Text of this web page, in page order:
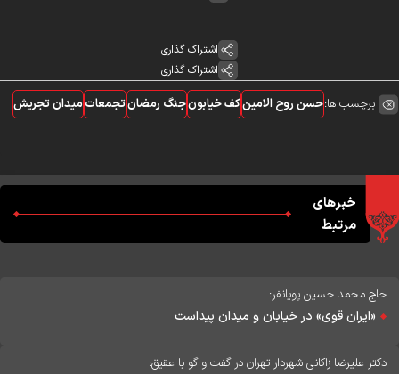
اشتراک گذاری
اشتراک گذاری
برچسب ها:حسن روح الامینکف خیابونجنگ رمضانتجمعاتمیدان تجریش
خبرهای
مرتبط
حاج محمد حسین پویانفر:
«ایران قوی» در خیابان و میدان پیداست
دکتر علیرضا زاکانی شهردار تهران در گفت و گو با عقیق: